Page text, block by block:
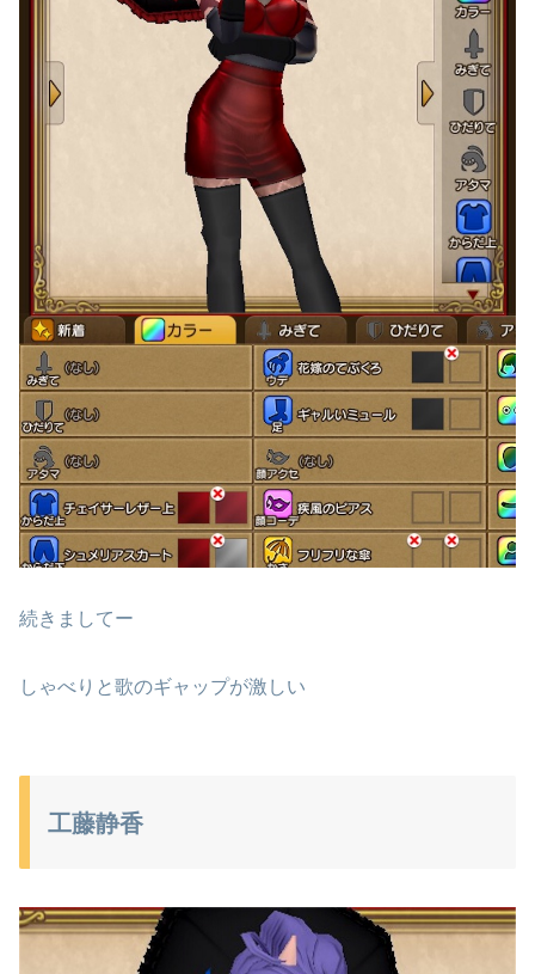
続きましてー
しゃべりと歌のギャップが激しい
工藤静香